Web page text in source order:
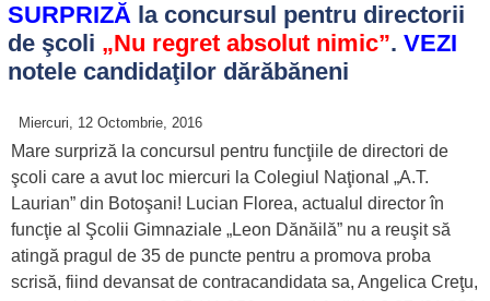
SURPRIZĂla concursul pentru directorii
de şcoli „Nu regret absolut nimic”. VEZI
notele candidaţilor dărăbăneni
Miercuri, 12 Octombrie, 2016
Mare surpriză la concursul pentru funcţiile de directori de
şcoli care a avut loc miercuri la Colegiul Naţional „A.T.
Laurian” din Botoşani! Lucian Florea, actualul director în
funcţie al Şcolii Gimnaziale „Leon Dănăilă” nu a reuşit să
atingă pragul de 35 de puncte pentru a promova proba
scrisă, fiind devansat de contracandidata sa, Angelica Creţu,